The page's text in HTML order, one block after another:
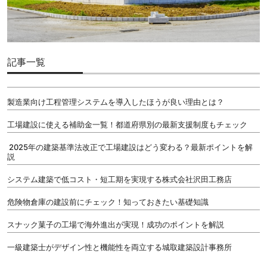
記事一覧
製造業向け工程管理システムを導入したほうが良い理由とは？
工場建設に使える補助金一覧！都道府県別の最新支援制度もチェック
2025年の建築基準法改正で工場建設はどう変わる？最新ポイントを解
説
システム建築で低コスト・短工期を実現する株式会社沢田工務店
危険物倉庫の建設前にチェック！知っておきたい基礎知識
スナック菓子の工場で海外進出が実現！成功のポイントを解説
一級建築士がデザイン性と機能性を両立する城取建築設計事務所